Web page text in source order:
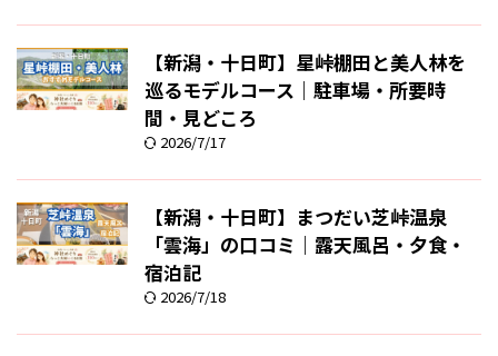
【新潟・十日町】星峠棚田と美人林を
巡るモデルコース｜駐車場・所要時
間・見どころ
2026/7/17
【新潟・十日町】まつだい芝峠温泉
「雲海」の口コミ｜露天風呂・夕食・
宿泊記
2026/7/18